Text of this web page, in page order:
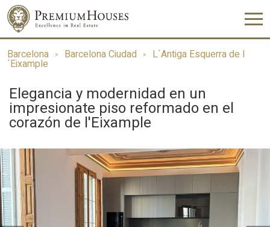
Barcelona Barcelona Ciudad L´Antiga Esquerra de l
´Eixample
Elegancia y modernidad en un
impresionate piso reformado en el
corazón de l'Eixample